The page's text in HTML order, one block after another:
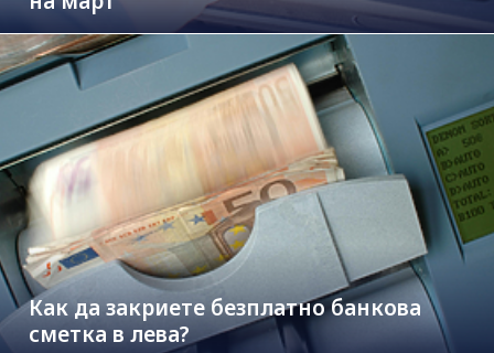
Как да закриете безплатно банкова
сметка в лева?